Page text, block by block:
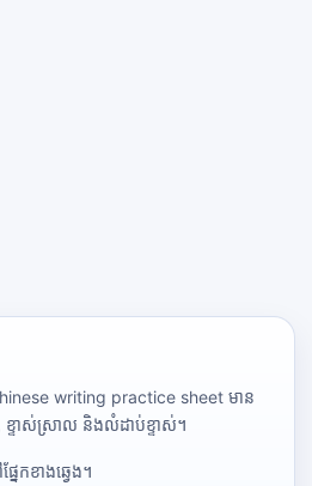
writing practice sheet មាន
ទាស់ស្រាល និងលំដាប់ខ្ទាស់។
ែកខាងឆ្វេង។